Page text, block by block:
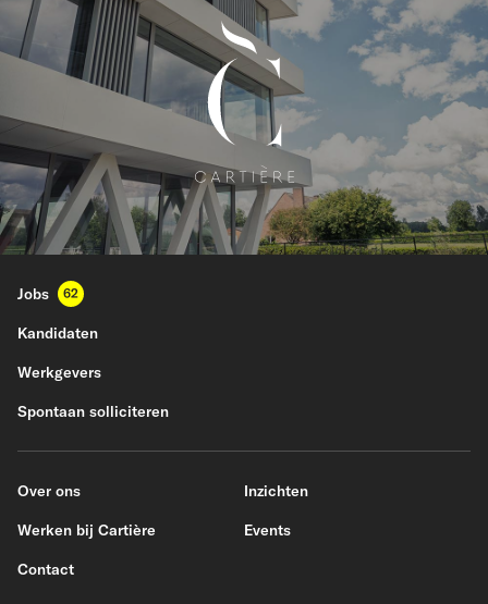
Jobs 62
Kandidaten
Werkgevers
Spontaan solliciteren
Over ons
Werken bij Cartière
Contact
Inzichten
Events